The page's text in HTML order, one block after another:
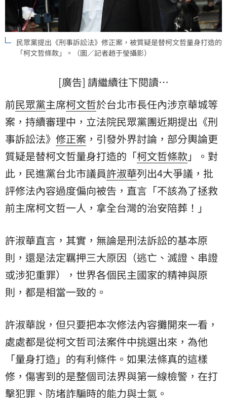
民眾黨提出《刑事訴訟法》修正案，被質疑是替柯文哲量身打造的
「柯文哲條款」。（圖／記者趙于瑩攝影）
[廣告] 請繼續往下閱讀…
前民眾黨主席柯文哲於台北市長任內涉京華城等
案，持續審理中，立法院民眾黨團近期提出《刑
事訴訟法》 修正案 ，引發外界討論，部分輿論更
質疑是替柯文哲量身打造的「柯文哲條款 」。對
此，民進黨台北市議員許淑華列出4大爭議，批
評修法內容過度偏向被告，直言「不該為了拯救
前主席柯文哲一人，拿全台灣的治安陪葬！」
許淑華直言，其實，無論是刑法訴訟的基本原
則，還是法定羈押三大原因（逃亡、滅證、串證
或涉犯重罪），世界各個民主國家的精神與原
則，都是相當一致的。
許淑華說，但只要把本次修法內容攤開來一看，
處處都是從柯文哲司法案件中挑選出來，為他
「量身打造」的有利條件。如果法條真的這樣
修，傷害到的是整個司法界與第一線檢警，在打
擊犯罪、防堵詐騙時的能力與士氣。